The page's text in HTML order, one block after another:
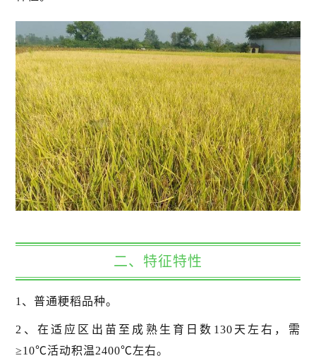
二、特征特性
1、普通粳稻品种。
2、在适应区出苗至成熟生育日数130天左右，需
≥10℃活动积温2400℃左右。